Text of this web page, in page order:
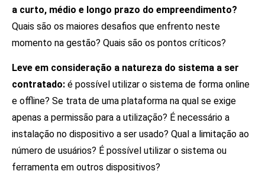
a curto, médio e longo prazo do empreendimento?
Quais são os maiores desafios que enfrento neste
momento na gestão? Quais são os pontos críticos?
Leve em consideração a natureza do sistema a ser
contratado: é possível utilizar o sistema de forma online
e offline? Se trata de uma plataforma na qual se exige
apenas a permissão para a utilização? É necessário a
instalação no dispositivo a ser usado? Qual a limitação ao
número de usuários? É possível utilizar o sistema ou
ferramenta em outros dispositivos?